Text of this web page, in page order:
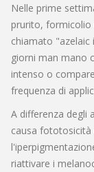
Nelle prime
prurito,
chiamato
giorni man mano
intenso o
frequenza di
A differenza degli
causa
riattivare i